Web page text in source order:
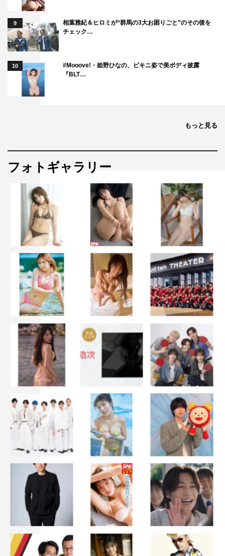
9
相葉雅紀＆ヒロミが“群馬の3大お困りごと”のその後を
チェック…
10
#Mooove!・姫野ひなの、ビキニ姿で美ボディ披露
『BLT…
もっと見る
フォトギャラリー